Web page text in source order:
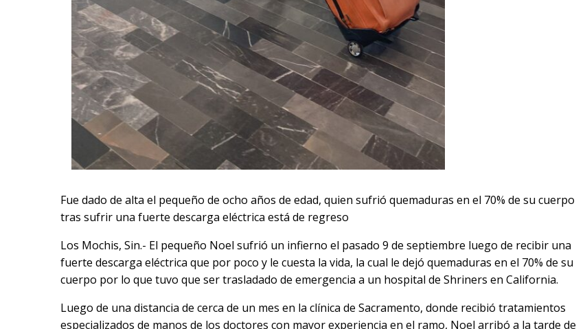
Fue dado de alta el pequeño de ocho años de edad, quien sufrió quemaduras en el 70% de su cuerpo
tras sufrir una fuerte descarga eléctrica está de regreso
Los Mochis, Sin.- El pequeño Noel sufrió un infierno el pasado 9 de septiembre luego de recibir una
fuerte descarga eléctrica que por poco y le cuesta la vida, la cual le dejó quemaduras en el 70% de su
cuerpo por lo que tuvo que ser trasladado de emergencia a un hospital de Shriners en California.
Luego de una distancia de cerca de un mes en la clínica de Sacramento, donde recibió tratamientos
especializados de manos de los doctores con mayor experiencia en el ramo, Noel arribó a la tarde de